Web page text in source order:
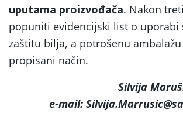
uputama proizvođača. Nakon
popuniti evidencijski list o uporabi
zaštitu bilja, a potrošenu
propisani način.
Silvija
e-mail: